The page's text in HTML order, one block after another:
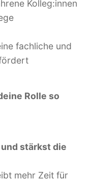
Kolleg:innen
fachliche und
Rolle so
stärkst die
mehr Zeit für